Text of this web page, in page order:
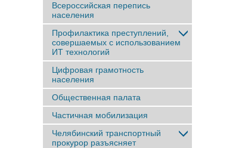
Всероссийская перепись
населения
Профилактика преступлений,
совершаемых с использованием
ИТ технологий
Цифровая грамотность
населения
Общественная палата
Частичная мобилизация
Челябинский транспортный
прокурор разъясняет